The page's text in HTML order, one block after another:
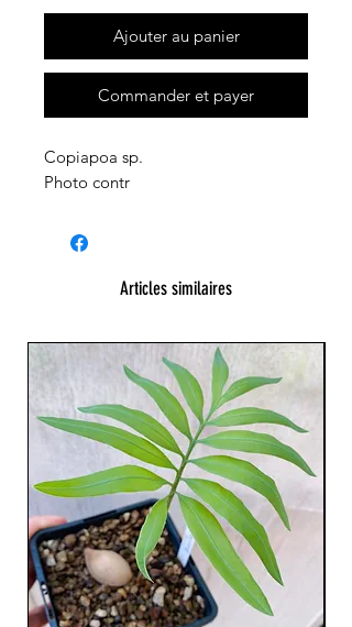
Ajouter au panier
Commander et payer
Copiapoa sp.
Photo contr
Articles similaires